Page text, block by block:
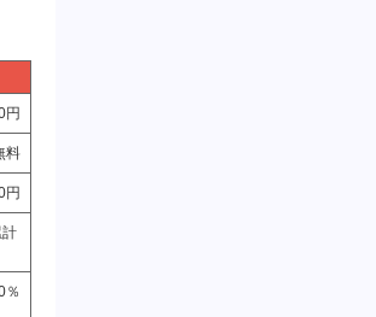
円
料
円
％